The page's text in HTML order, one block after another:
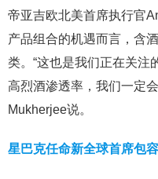
帝亚吉欧北美首席执行官
产品组合的机遇而言，含
类。“这也是我们正在关注
高烈酒渗透率，我们一定
Mukherjee说。
星巴克任命新全球首席包